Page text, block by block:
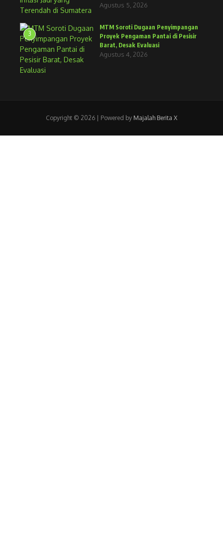
Agustus 5, 2026
3
MTM Soroti Dugaan Penyimpangan
Proyek Pengaman Pantai di Pesisir
Barat, Desak Evaluasi
Agustus 4, 2026
Copyright © 2026 | Powered by Majalah Berita X